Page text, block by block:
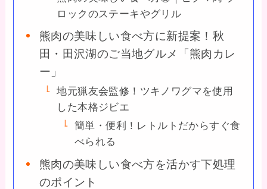
ロックのステーキやグリル
熊肉の美味しい食べ方に新提案！秋
田・田沢湖のご当地グルメ「熊肉カレ
ー」
地元猟友会監修！ツキノワグマを使用
した本格ジビエ
簡単・便利！レトルトだからすぐ食
べられる
熊肉の美味しい食べ方を活かす下処理
のポイント